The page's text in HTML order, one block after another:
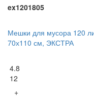
ex1201805
Мешки для мусора 120
70х110 см, ЭКСТРА
4.8
12
+